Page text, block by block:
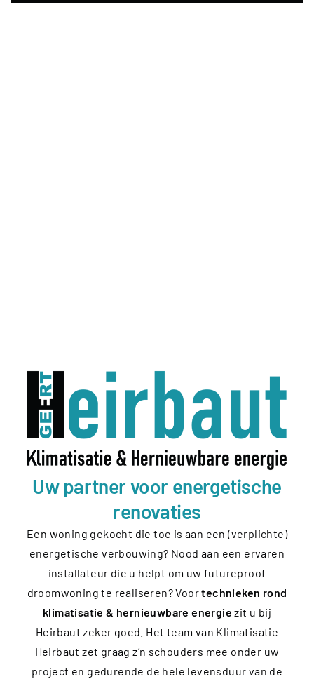
Uw partner voor energetische
renovaties
Een woning gekocht die toe is aan een (verplichte)
energetische verbouwing? Nood aan een ervaren
installateur die u helpt om uw futureproof
droomwoning te realiseren? Voortechnieken rond
klimatisatie & hernieuwbare energiezit u bij
Heirbaut zeker goed. Het team van Klimatisatie
Heirbaut zet graag z’n schouders mee onder uw
project en gedurende de hele levensduur van de